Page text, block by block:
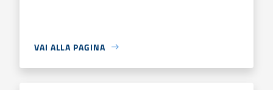
VAI ALLA PAGINA